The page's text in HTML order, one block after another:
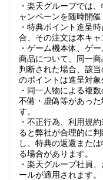
・楽天グループでは
ャンペーンを随時開催
・特典ポイント進呈
合、その注文は本キャ
・ゲーム機本体、ゲ
商品について、同一
判断された場合、該
のポイントは進呈対象
・同一人物による複
不備・虚偽等があっ
す。
・不正行為、利用規
ると弊社が合理的に
し、特典の返還また
る場合があります。
・楽天グループ社員
ールが適用されます。